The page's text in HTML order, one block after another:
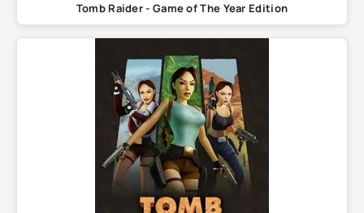
Tomb Raider - Game of The Year Edition